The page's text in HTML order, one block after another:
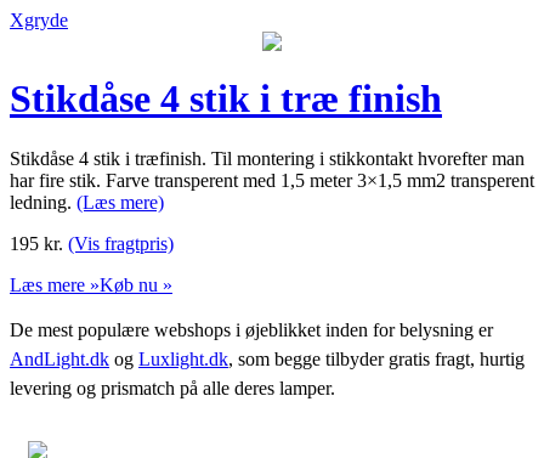
Xgryde
Stikdåse 4 stik i træ finish
Stikdåse 4 stik i træfinish. Til montering i stikkontakt hvorefter man
har fire stik. Farve transperent med 1,5 meter 3×1,5 mm2 transperent
ledning. (Læs mere)
195 kr. (Vis fragtpris)
Læs mere »Køb nu »
De mest populære webshops i øjeblikket inden for belysning er
AndLight.dk og Luxlight.dk, som begge tilbyder gratis fragt, hurtig
levering og prismatch på alle deres lamper.